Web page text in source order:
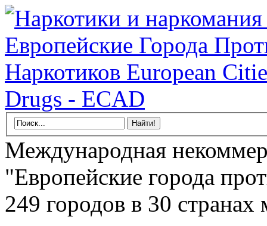
Международная
"Европейские города
249 городов в 30